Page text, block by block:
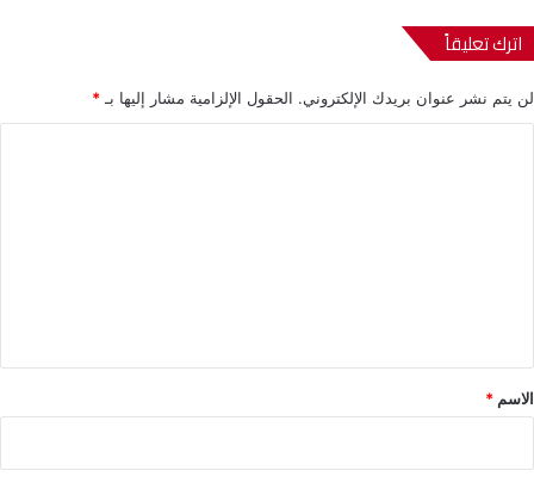
اترك تعليقاً
لن يتم نشر عنوان بريدك الإلكتروني. الحقول الإلزامية مشار إليها بـ *
*
الاسم *